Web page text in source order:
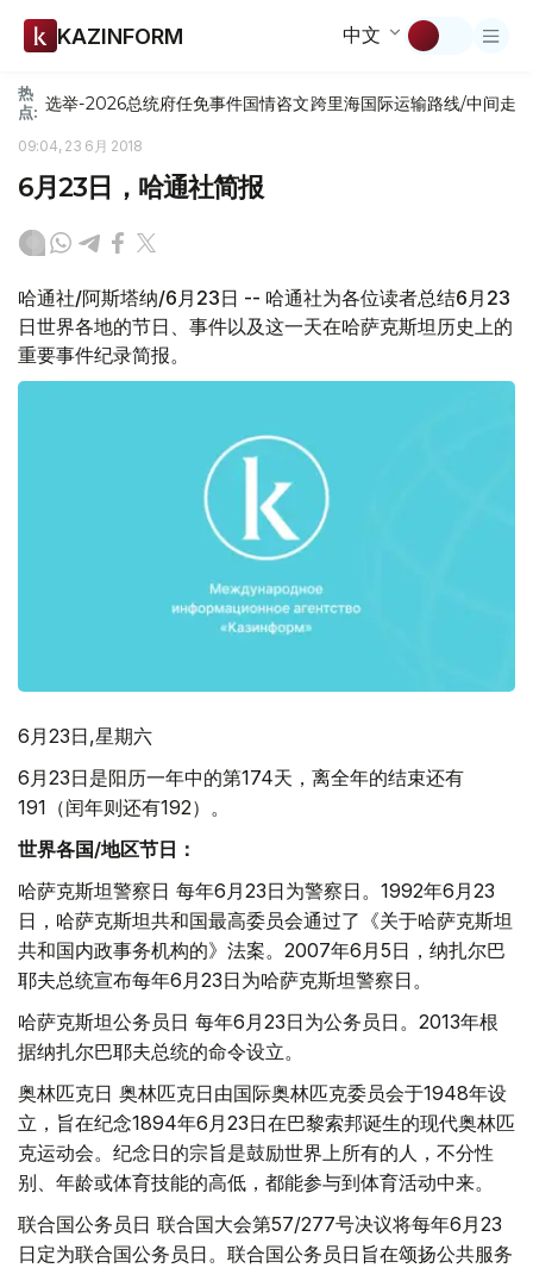
KAZINFORM 中文
热
点: 选举-2026总统府任免事件国情咨文跨里海国际运输路线/中间走廊
09:04, 23 6月 2018
6月23日，哈通社简报
哈通社/阿斯塔纳/6月23日 -- 哈通社为各位读者总结6月23
日世界各地的节日、事件以及这一天在哈萨克斯坦历史上的
重要事件纪录简报。
6月23日,星期六
6月23日是阳历一年中的第174天，离全年的结束还有
191（闰年则还有192）。
世界各国/地区节日：
哈萨克斯坦警察日 每年6月23日为警察日。1992年6月23
日，哈萨克斯坦共和国最高委员会通过了《关于哈萨克斯坦
共和国内政事务机构的》法案。2007年6月5日，纳扎尔巴
耶夫总统宣布每年6月23日为哈萨克斯坦警察日。
哈萨克斯坦公务员日 每年6月23日为公务员日。2013年根
据纳扎尔巴耶夫总统的命令设立。
奥林匹克日 奥林匹克日由国际奥林匹克委员会于1948年设
立，旨在纪念1894年6月23日在巴黎索邦诞生的现代奥林匹
克运动会。纪念日的宗旨是鼓励世界上所有的人，不分性
别、年龄或体育技能的高低，都能参与到体育活动中来。
联合国公务员日 联合国大会第57/277号决议将每年6月23
日定为联合国公务员日。联合国公务员日旨在颂扬公共服务